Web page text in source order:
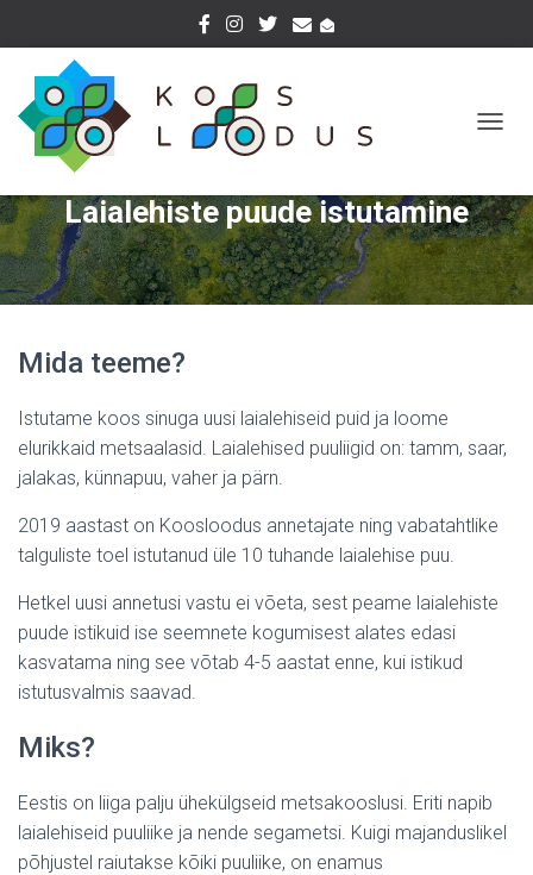
G
L
E
N
O
Laialehiste puude istutamine
Mida teeme?
Istutame koos sinuga uusi laialehiseid puid ja loome
elurikkaid metsaalasid. Laialehised puuliigid on: tamm, saar,
jalakas, künnapuu, vaher ja pärn.
2019 aastast on Koosloodus annetajate ning vabatahtlike
talguliste toel istutanud üle 10 tuhande laialehise puu.
Hetkel uusi annetusi vastu ei võeta, sest peame laialehiste
puude istikuid ise seemnete kogumisest alates edasi
kasvatama ning see võtab 4-5 aastat enne, kui istikud
istutusvalmis saavad.
Miks?
Eestis on liiga palju ühekülgseid metsakooslusi. Eriti napib
laialehiseid puuliike ja nende segametsi. Kuigi majanduslikel
põhjustel raiutakse kõiki puuliike, on enamus